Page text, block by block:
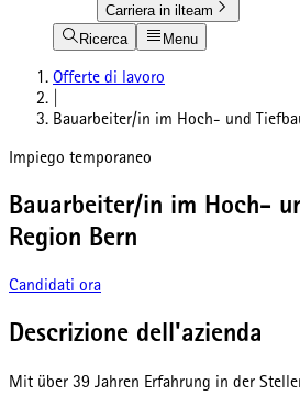
Carriera in ilteam
Ricerca
Menu
Offerte di lavoro
Bauarbeiter/in im Hoch- und
Impiego temporaneo
Bauarbeiter/in im Hoch-
Region Bern
Candidati ora
Descrizione dell'azienda
Mit über 39 Jahren Erfahrung in der